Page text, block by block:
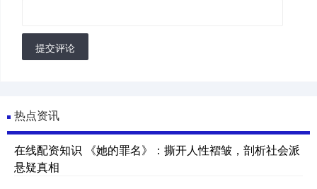
提交评论
热点资讯
在线配资知识 《她的罪名》：撕开人性褶皱，剖析社会派
悬疑真相